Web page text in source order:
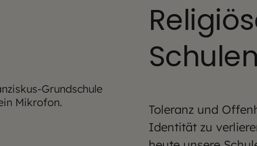
Schulen
Toleranz und
Identität zu